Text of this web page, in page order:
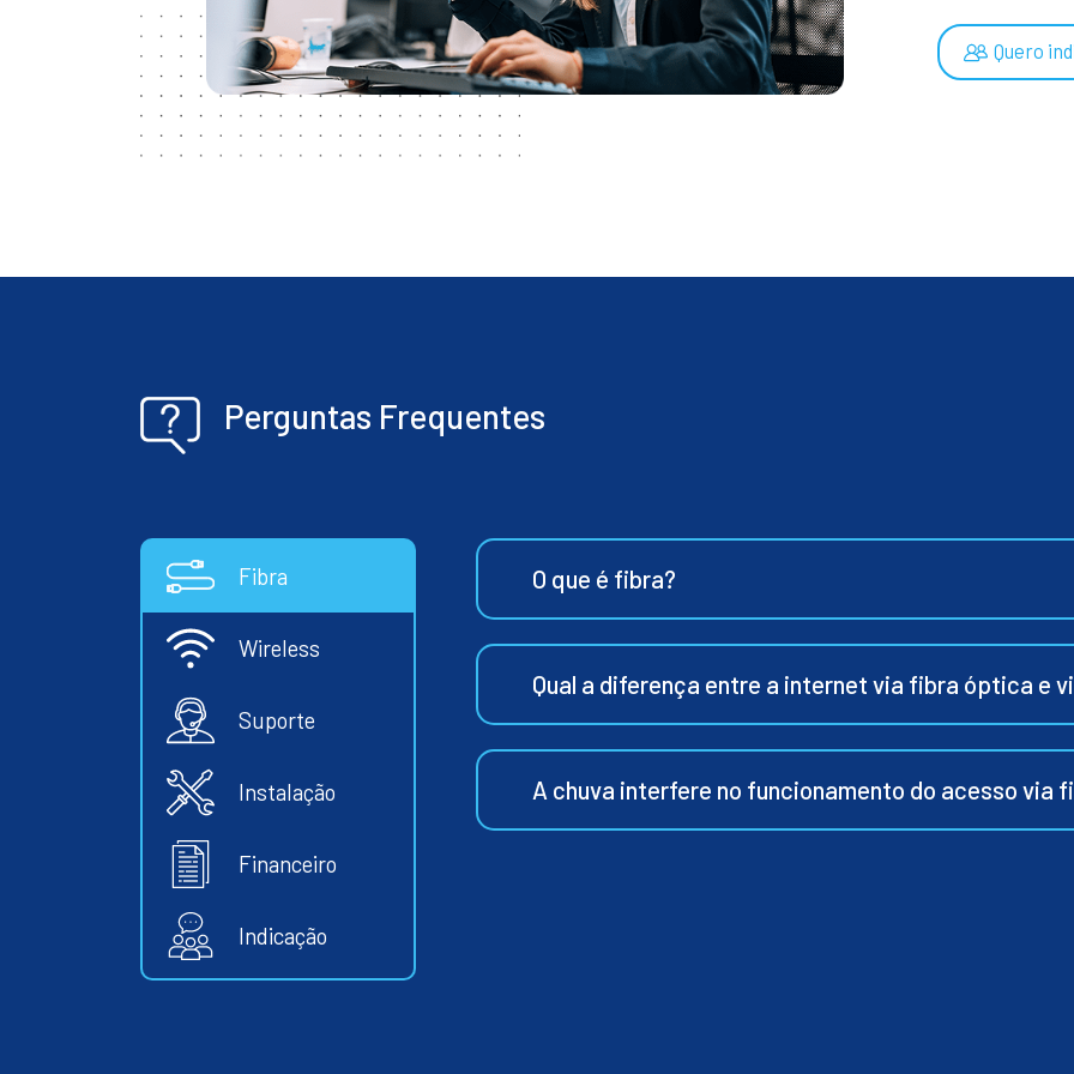
Quero
Perguntas Frequentes
Fibra
Wireless
Suporte
Instalação
Financeiro
Indicação
O que é fibra?
Qual a diferença entre a internet via fibra óptica e
A chuva interfere no funcionamento do acesso via